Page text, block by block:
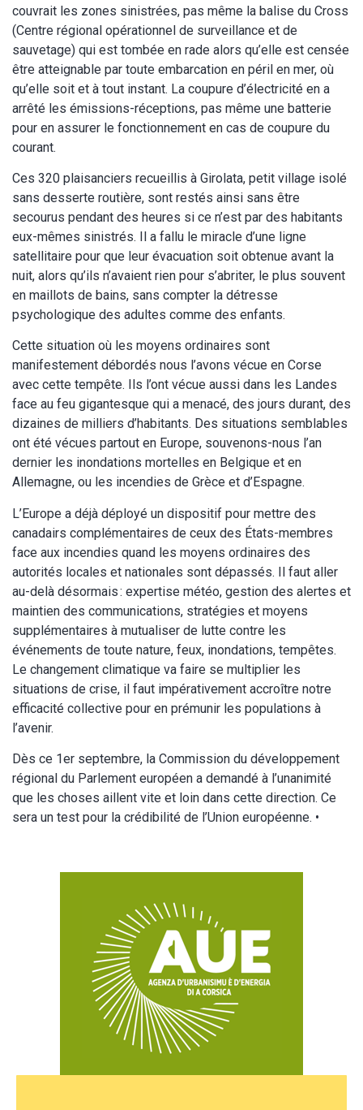
couvrait les zones sinistrées, pas même la balise du Cross
(Centre régional opérationnel de surveillance et de
sauvetage) qui est tombée en rade alors qu’elle est censée
être atteignable par toute embarcation en péril en mer, où
qu’elle soit et à tout instant. La coupure d’électricité en a
arrêté les émissions-réceptions, pas même une batterie
pour en assurer le fonctionnement en cas de coupure du
courant.
Ces 320 plaisanciers recueillis à Girolata, petit village isolé
sans desserte routière, sont restés ainsi sans être
secourus pendant des heures si ce n’est par des habitants
eux-mêmes sinistrés. Il a fallu le miracle d’une ligne
satellitaire pour que leur évacuation soit obtenue avant la
nuit, alors qu’ils n’avaient rien pour s’abriter, le plus souvent
en maillots de bains, sans compter la détresse
psychologique des adultes comme des enfants.
Cette situation où les moyens ordinaires sont
manifestement débordés nous l’avons vécue en Corse
avec cette tempête. Ils l’ont vécue aussi dans les Landes
face au feu gigantesque qui a menacé, des jours durant, des
dizaines de milliers d’habitants. Des situations semblables
ont été vécues partout en Europe, souvenons-nous l’an
dernier les inondations mortelles en Belgique et en
Allemagne, ou les incendies de Grèce et d’Espagne.
L’Europe a déjà déployé un dispositif pour mettre des
canadairs complémentaires de ceux des États-membres
face aux incendies quand les moyens ordinaires des
autorités locales et nationales sont dépassés. Il faut aller
au-delà désormais : expertise météo, gestion des alertes et
maintien des communications, stratégies et moyens
supplémentaires à mutualiser de lutte contre les
événements de toute nature, feux, inondations, tempêtes.
Le changement climatique va faire se multiplier les
situations de crise, il faut impérativement accroître notre
efficacité collective pour en prémunir les populations à
l’avenir.
Dès ce 1er septembre, la Commission du développement
régional du Parlement européen a demandé à l’unanimité
que les choses aillent vite et loin dans cette direction. Ce
sera un test pour la crédibilité de l’Union européenne. •